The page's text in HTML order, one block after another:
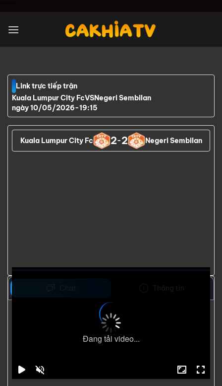
nội
Link trực tiếp trận
Kuala Lumpur City FcVSNegeri Sembilan
ngày 10/05/2026-19:15
Kuala Lumpur City Fc 2-2 Negeri Sembilan
Đang tải video...
Chat Thông tin